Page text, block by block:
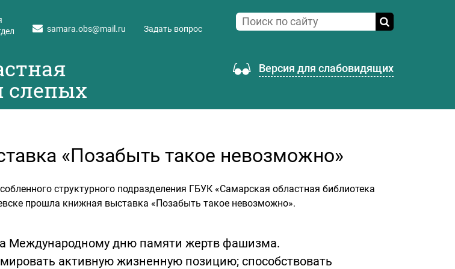
samara.obs@mail.ru Задать вопрос
слепых
Версия для слабовидящих
«Позабыть такое невозможно»
структурного подразделения ГБУК «Самарская областная библиотека
прошла книжная выставка «Позабыть такое невозможно».
Международному дню памяти жертв фашизма.
активную жизненную позицию; способствовать